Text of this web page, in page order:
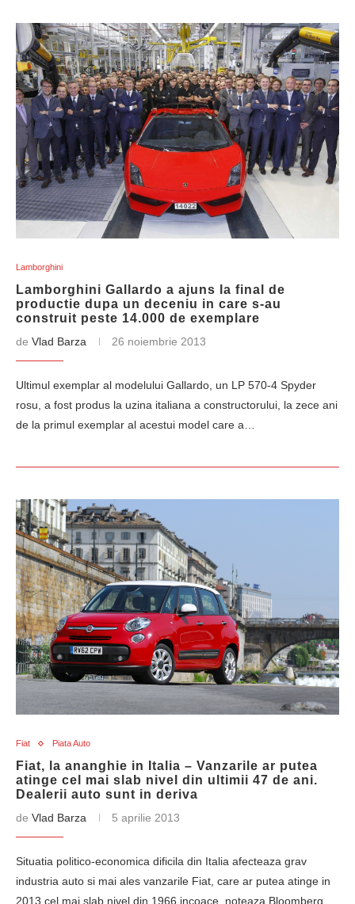
Lamborghini
Lamborghini Gallardo a ajuns la final de
productie dupa un deceniu in care s-au
construit peste 14.000 de exemplare
de Vlad Barza 26 noiembrie 2013
Ultimul exemplar al modelului Gallardo, un LP 570-4 Spyder
rosu, a fost produs la uzina italiana a constructorului, la zece ani
de la primul exemplar al acestui model care a…
Fiat Piata Auto
Fiat, la ananghie in Italia – Vanzarile ar putea
atinge cel mai slab nivel din ultimii 47 de ani.
Dealerii auto sunt in deriva
de Vlad Barza 5 aprilie 2013
Situatia politico-economica dificila din Italia afecteaza grav
industria auto si mai ales vanzarile Fiat, care ar putea atinge in
2013 cel mai slab nivel din 1966 incoace, noteaza Bloomberg.